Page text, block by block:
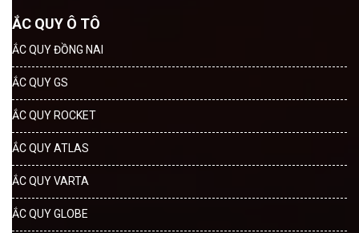
ẮC QUY Ô TÔ
ẮC QUY ĐỒNG NAI
ẮC QUY GS
ẮC QUY ROCKET
ẮC QUY ATLAS
ẮC QUY VARTA
ẮC QUY GLOBE